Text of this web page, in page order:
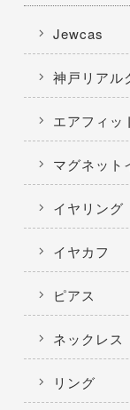
Jewcas
神戸リアル
エアフィッ
マグネット
イヤリング
イヤカフ
ピアス
ネックレス
リング